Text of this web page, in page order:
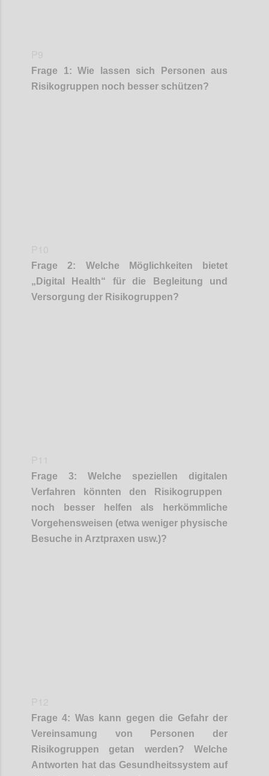
Frage 1: Wie lassen sich Personen aus
Risikogruppen noch besser schützen?
Frage 2: Welche Möglichkeiten bietet
„Digital Health“ für die Begleitung und
Versorgung der Risikogruppen?
Frage 3: Welche speziellen digital en
Verfahren könnten den Risikogruppen
noch besser helfen als herkömmliche
Vorgehensweisen (etwa weniger physische
Besuche in Arztpraxen usw.)?
Frage 4: Was kann gegen die Gefahr der
Vereinsamung von Personen der
Risikogruppen getan werden? Welche
Antworten hat das Gesundheitssystem auf